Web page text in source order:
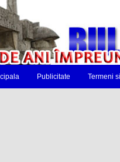
Publicitate Termeni